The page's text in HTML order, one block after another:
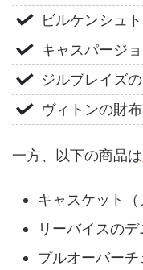
ビルケンシュ
キャスパージ
ジルブレイズ
ヴィトンの財
一方、以下の商品は
キャスケット（
リーバイスのデ
プルオーバーチ